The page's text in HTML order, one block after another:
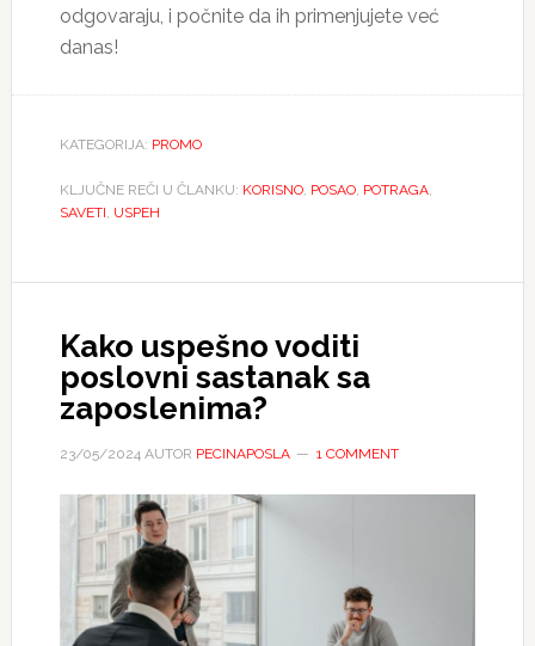
odgovaraju, i počnite da ih primenjujete već
danas!
KATEGORIJA: PROMO
KLJUČNE REČI U ČLANKU: KORISNO, POSAO, POTRAGA,
SAVETI USPEH
Kako uspešno voditi
poslovni sastanak sa
zaposlenima?
23/05/2024 AUTOR PECINAPOSLA 1 COMMENT